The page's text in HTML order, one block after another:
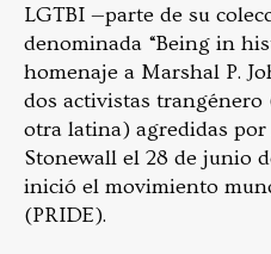
LGTBI —parte de su
denominada “Being in
homenaje a Marshal P.
dos activistas
otra latina) agredidas
Stonewall el 28 de junio
inició el movimiento
(PRIDE).